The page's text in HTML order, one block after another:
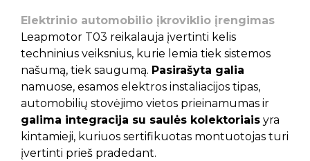
Elektrinio automobilio įkroviklio įrengimas
Leapmotor T03 reikalauja įvertinti kelis
techninius veiksnius, kurie lemia tiek sistemos
našumą, tiek saugumą. Pasirašyta galia
namuose, esamos elektros instaliacijos tipas,
automobilių stovėjimo vietos prieinamumas ir
galima integracija su saulės kolektoriais yra
kintamieji, kuriuos sertifikuotas montuotojas turi
įvertinti prieš pradedant.